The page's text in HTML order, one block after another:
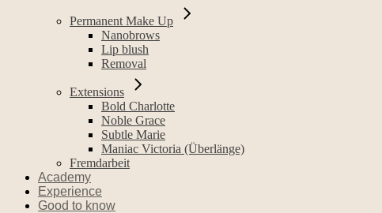
Permanent Make Up
Nanobrows
Lip blush
Removal
Extensions
Bold Charlotte
Noble Grace
Subtle Marie
Maniac Victoria (Überlänge)
Fremdarbeit
Academy
Experience
Good to know